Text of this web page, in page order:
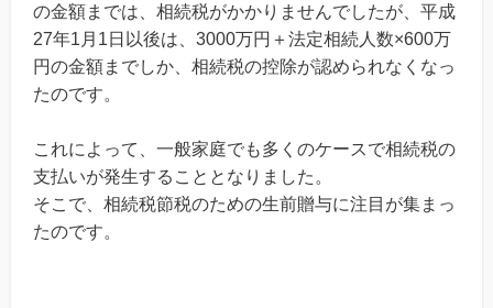
の金額までは、相続税がかかりませんでしたが、平成
27年1月1日以後は、3000万円＋法定相続人数×600万
円の金額までしか、相続税の控除が認められなくなっ
たのです。
これによって、一般家庭でも多くのケースで相続税の
支払いが発生することとなりました。
そこで、相続税節税のための生前贈与に注目が集まっ
たのです。